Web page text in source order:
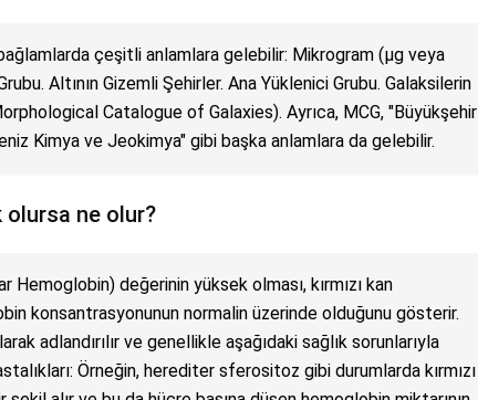
çeşitli anlamlara gelebilir: Mikrogram (µg veya
Altının Gizemli Şehirler. Ana Yüklenici Grubu. Galaksilerin
Catalogue of Galaxies). Ayrıca, MCG, "Büyükşehir
Kimya ve Jeokimya" gibi başka anlamlara da gelebilir.
olursa ne olur?
Hemoglobin) değerinin yüksek olması, kırmızı kan
konsantrasyonunun normalin üzerinde olduğunu gösterir.
adlandırılır ve genellikle aşağıdaki sağlık sorunlarıyla
Örneğin, herediter sferositoz gibi durumlarda kırmızı